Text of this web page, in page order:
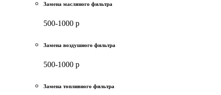
Замена масляного фильтра
500-1000 р
Замена воздушного фильтра
500-1000 р
Замена топливного фильтра